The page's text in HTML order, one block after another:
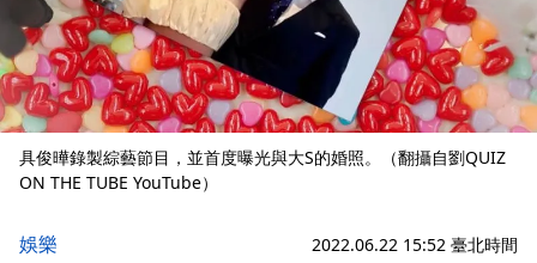
具俊曄錄製綜藝節目，並首度曝光與大S的婚照。（翻攝自劉QUIZ
ON THE TUBE YouTube）
娛樂 2022.06.22 15:52 臺北時間